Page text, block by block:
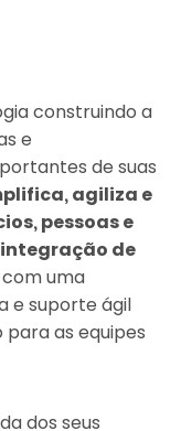
construindo a
e
de suas
agiliza e
pessoas e
de
com uma
e suporte ágil
as equipes
dos seus